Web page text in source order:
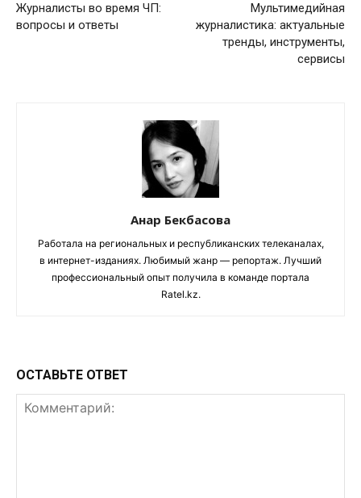
Журналисты во время ЧП:
вопросы и ответы
Мультимедийная
журналистика: актуальные
тренды, инструменты,
сервисы
Анар Бекбасова
Работала на региональных и республиканских телеканалах,
в интернет-изданиях. Любимый жанр — репортаж. Лучший
профессиональный опыт получила в команде портала
Ratel.kz.
ОСТАВЬТЕ ОТВЕТ